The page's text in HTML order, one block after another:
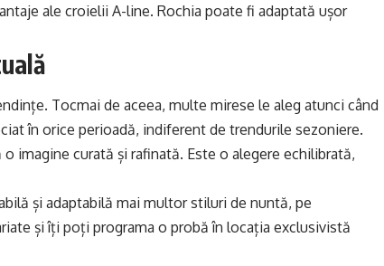
ale croielii A-line. Rochia poate fi adaptată ușor
Tocmai de aceea, multe mirese le aleg atunci când
în orice perioadă, indiferent de trendurile sezoniere.
imagine curată și rafinată. Este o alegere echilibrată,
și adaptabilă mai multor stiluri de nuntă, pe
și îți poți programa o probă în locația exclusivistă